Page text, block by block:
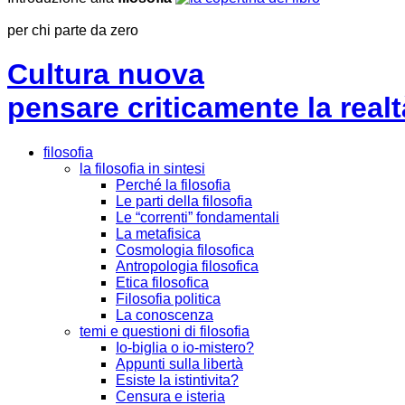
per chi parte da zero
Cultura nuova
pensare criticamente la
filosofia
la filosofia in sintesi
Perché la filosofia
Le parti della filosofia
Le “correnti” fondamentali
La metafisica
Cosmologia filosofica
Antropologia filosofica
Etica filosofica
Filosofia politica
La conoscenza
temi e questioni di filosofia
Io-biglia o io-mistero?
Appunti sulla libertà
Esiste la istintivita?
Censura e isteria